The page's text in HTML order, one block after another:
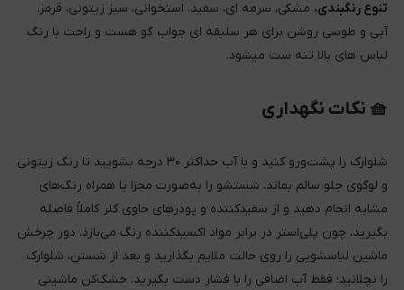
تنوع رنگبندی. مشکی، سرمه ای، سفید، استخوانی، سبز زیتونی، قرمز،
آبی و طوسی روشن برای هر سلبقه ای جواب گو هست و راحت با رنگ
لباس های بالا تنه ست میشود.
🧺 نکات نگهداری
شلوارک را پشت‌ورو کنید و با آب حداکثر ۳۰ درجه بشویید تا رنگ زیتونی
و لوگوی جلو سالم بماند. شستشو را به‌صورت مجزا یا همراه رنگ‌های
مشابه انجام دهید و از سفیدکننده و پودرهای حاوی کلر کاملاً فاصله
بگیرید، چون پلی‌استر در برابر مواد اکسیدکننده رنگ می‌بازد. دور چرخش
ماشین لباسشویی را روی حالت ملایم بگذارید و بعد از شستن، شلوارک
را نچلانید؛ فقط آب اضافی را با فشار دست بگیرید. خشک‌کن ماشینی